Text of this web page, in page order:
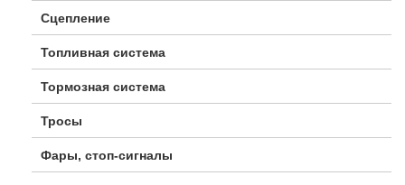
Сцепление
Топливная система
Тормозная система
Тросы
Фары, стоп-сигналы